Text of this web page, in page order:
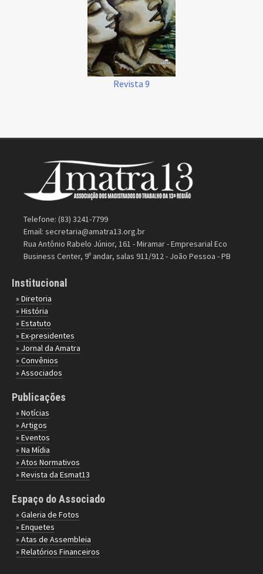
Revista 9
Telefone: (83) 3241-7799
Email: secretaria@amatra13.org.br
Rua Antônio Rabelo Júnior, 161 - Miramar - Empresarial Eco
Business Center, 9º andar, salas 911/912 - João Pessoa - PB
Institucional
» Diretoria
» História
» Estatuto
» Ex-presidentes
» Jornal da Amatra
» Convênios
» Associados
Publicações
» Notícias
» Artigos
» Eventos
» Na Mídia
» Atos Normativos
» Revista da Esmat13
Espaço do Associado
» Galeria de Fotos
» Enquetes
» Atas de Assembleia
» Relatórios Financeiros